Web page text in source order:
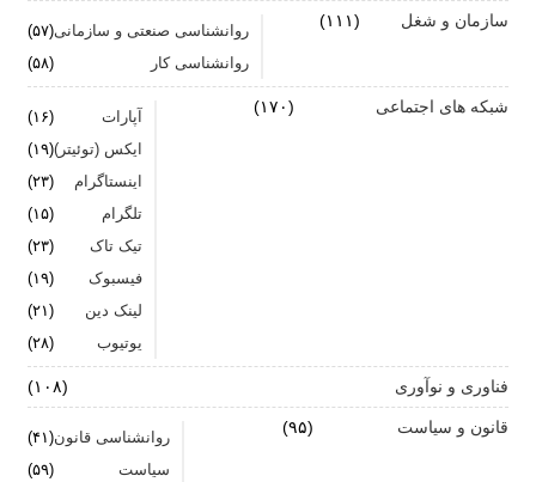
سازمان و شغل (۱۱۱)
روانشناسی صنعتی و سازمانی(۵۷)
روانشناسی کار
(۵۸)
شبکه های اجتماعی (۱۷۰)
آپارات
(۱۶)
ایکس (توئیتر)(۱۹)
اینستاگرام
(۲۳)
تلگرام
(۱۵)
تیک تاک
(۲۳)
فیسبوک
(۱۹)
لینک دین
(۲۱)
یوتیوب
(۲۸)
فناوری و نوآوری (۱۰۸)
قانون و سیاست (۹۵)
روانشناسی قانون(۴۱)
سیاست
(۵۹)